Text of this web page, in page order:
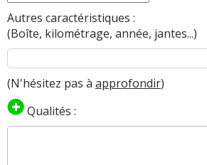
Autres caractéristiques :
(Boîte, kilométrage, année, jantes...)
(N'hésitez pas à approfondir)
Qualités :